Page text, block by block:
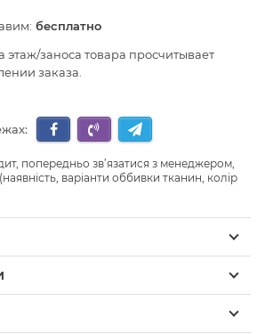
бесплатно
этаж/заноса товара просчитывает
заказа.
попередньо зв’язатися з менеджером,
варіанти оббивки тканин, колір